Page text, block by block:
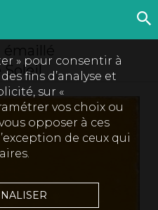
Soleil
» pour consentir à
fins d’analyse et
sur «
vos choix ou
opposer à ces
de ceux qui